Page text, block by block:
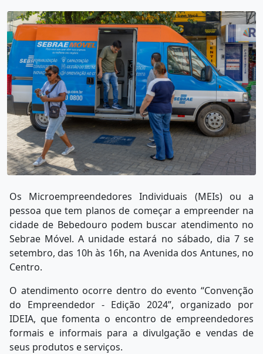
Os Microempreendedores Individuais (MEIs) ou a
pessoa que tem planos de começar a empreender na
cidade de Bebedouro podem buscar atendimento no
Sebrae Móvel. A unidade estará no sábado, dia 7 se
setembro, das 10h às 16h, na Avenida dos Antunes, no
Centro.
O atendimento ocorre dentro do evento “Convenção
do Empreendedor - Edição 2024”, organizado por
IDEIA, que fomenta o encontro de empreendedores
formais e informais para a divulgação e vendas de
seus produtos e serviços.